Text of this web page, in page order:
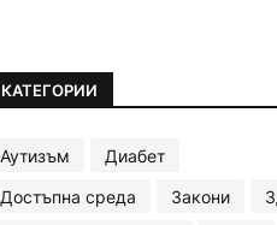
КАТЕГОРИИ
Аутизъм
Диабет
Достъпна среда
Закони